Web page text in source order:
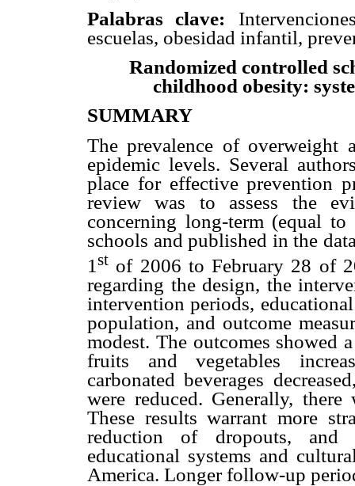
Palabras clave:
escuelas, obesidad infantil,
Randomized controlled
childhood obesity:
SUMMARY
The prevalence of overweight
epidemic levels. Several
place for effective prevention
review was to assess the
concerning long-term (equal
schools and published in the
1 st of 2006 to February 28 of
regarding the design, the
intervention periods,
population, and outcome
modest. The outcomes showed
fruits and vegetables
carbonated beverages
were reduced. Generally,
These results warrant more
reduction of dropouts, and
educational systems and
America. Longer follow-up